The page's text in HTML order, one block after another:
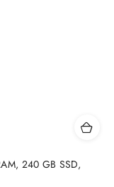
240 GB SSD,